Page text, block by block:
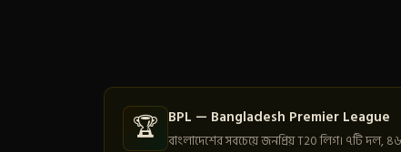
🏆 BPL — Bangladesh Premier League
বাংলাদেশের সবচেয়ে জনপ্রিয় T20 লিগ। ৭টি দল,